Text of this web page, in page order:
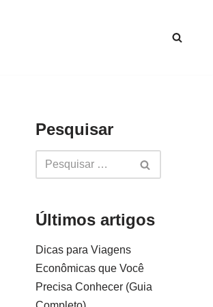
Pesquisar
Últimos artigos
Dicas para Viagens
Econômicas que Você
Precisa Conhecer (Guia